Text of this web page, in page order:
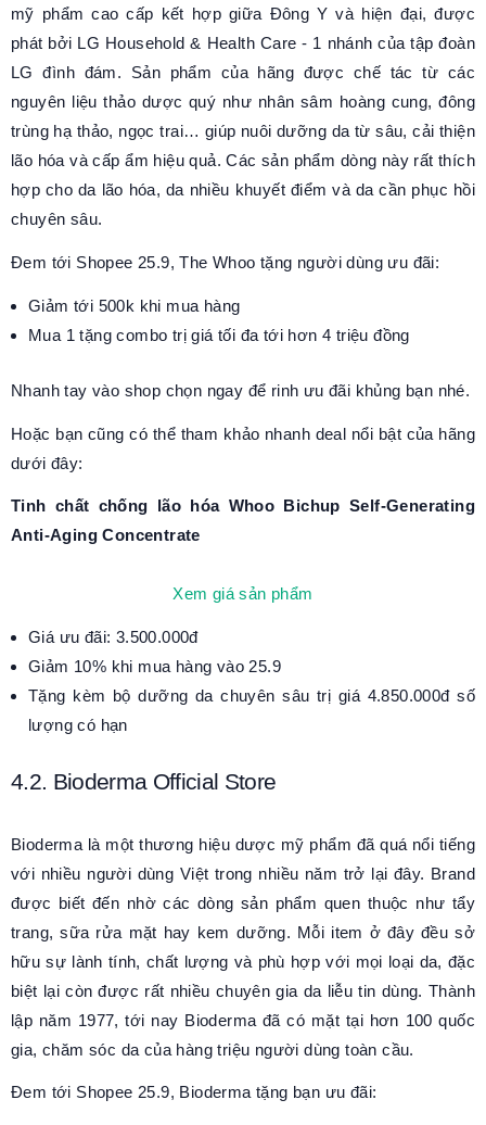
mỹ phẩm cao cấp kết hợp giữa Đông Y và hiện đại, được
phát bởi LG Household & Health Care - 1 nhánh của tập đoàn
LG đình đám. Sản phẩm của hãng được chế tác từ các
nguyên liệu thảo dược quý như nhân sâm hoàng cung, đông
trùng hạ thảo, ngọc trai… giúp nuôi dưỡng da từ sâu, cải thiện
lão hóa và cấp ẩm hiệu quả. Các sản phẩm dòng này rất thích
hợp cho da lão hóa, da nhiều khuyết điểm và da cần phục hồi
chuyên sâu.
Đem tới Shopee 25.9, The Whoo tặng người dùng ưu đãi:
Giảm tới 500k khi mua hàng
Mua 1 tặng combo trị giá tối đa tới hơn 4 triệu đồng
Nhanh tay vào shop chọn ngay để rinh ưu đãi khủng bạn nhé.
Hoặc bạn cũng có thể tham khảo nhanh deal nổi bật của hãng
dưới đây:
Tinh chất chống lão hóa Whoo Bichup Self-Generating
Anti-Aging Concentrate
Xem giá sản phẩm
Giá ưu đãi: 3.500.000đ
Giảm 10% khi mua hàng vào 25.9
Tặng kèm bộ dưỡng da chuyên sâu trị giá 4.850.000đ số
lượng có hạn
4.2. Bioderma Official Store
Bioderma là một thương hiệu dược mỹ phẩm đã quá nổi tiếng
với nhiều người dùng Việt trong nhiều năm trở lại đây. Brand
được biết đến nhờ các dòng sản phẩm quen thuộc như tẩy
trang, sữa rửa mặt hay kem dưỡng. Mỗi item ở đây đều sở
hữu sự lành tính, chất lượng và phù hợp với mọi loại da, đặc
biệt lại còn được rất nhiều chuyên gia da liễu tin dùng. Thành
lập năm 1977, tới nay Bioderma đã có mặt tại hơn 100 quốc
gia, chăm sóc da của hàng triệu người dùng toàn cầu.
Đem tới Shopee 25.9, Bioderma tặng bạn ưu đãi: